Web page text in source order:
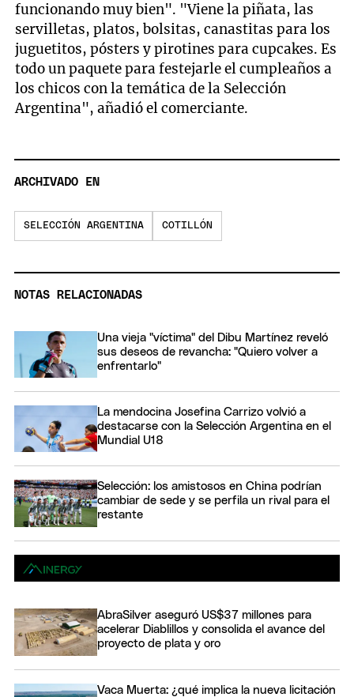
funcionando muy bien". "Viene la piñata, las
servilletas, platos, bolsitas, canastitas para los
juguetitos, pósters y pirotines para cupcakes. Es
todo un paquete para festejarle el cumpleaños a
los chicos con la temática de la Selección
Argentina", añadió el comerciante.
ARCHIVADO EN
SELECCIÓN ARGENTINA COTILLÓN
NOTAS RELACIONADAS
Una vieja "víctima" del Dibu Martínez reveló
sus deseos de revancha: "Quiero volver a
enfrentarlo"
La mendocina Josefina Carrizo volvió a
destacarse con la Selección Argentina en el
Mundial U18
Selección: los amistosos en China podrían
cambiar de sede y se perfila un rival para el
restante
AbraSilver aseguró US$37 millones para
acelerar Diablillos y consolida el avance del
proyecto de plata y oro
Vaca Muerta: ¿qué implica la nueva licitación